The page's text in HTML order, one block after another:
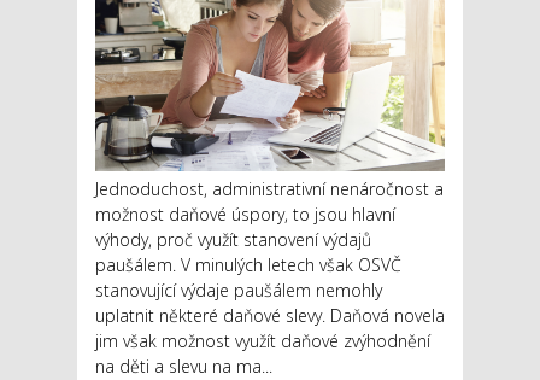
Jednoduchost, administrativní nenáročnost a
možnost daňové úspory, to jsou hlavní
výhody, proč využít stanovení výdajů
paušálem. V minulých letech však OSVČ
stanovující výdaje paušálem nemohly
uplatnit některé daňové slevy. Daňová novela
jim však možnost využít daňové zvýhodnění
na děti a slevu na ma...